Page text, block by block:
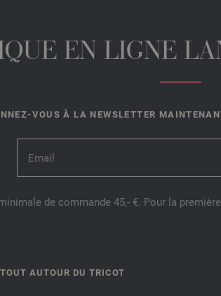
EN LIGNE
VOUS À LA NEWSLETTER
de commande 45,- €. Pour la
TOUT AUTOUR DU TRICOT